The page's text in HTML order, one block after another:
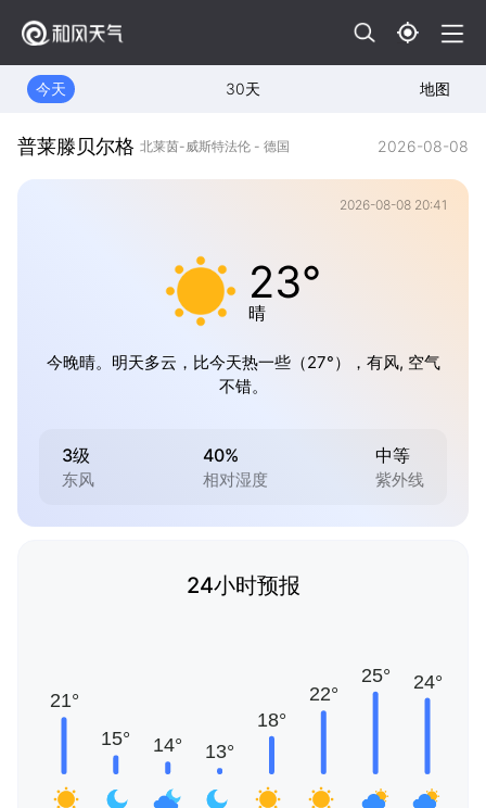
今天 30天 地图
普莱滕贝尔格 北莱茵-威斯特法伦 - 德国 2026-08-08
2026-08-08 20:41
23°
晴
今晚晴。明天多云，比今天热一些（27°），有风, 空气
不错。
3级
东风
40%
相对湿度
中等
紫外线
24小时预报